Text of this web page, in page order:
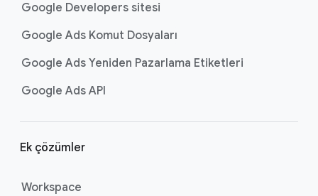
Google Developers sitesi
Google Ads Komut Dosyaları
Google Ads Yeniden Pazarlama Etiketleri
Google Ads API
Ek çözümler
Workspace